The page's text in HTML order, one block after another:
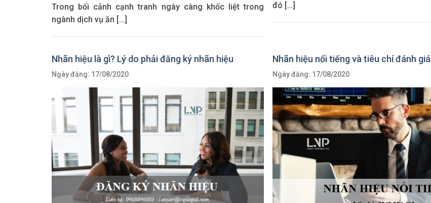
Trong bối cảnh cạnh tranh ngày càng khốc liệt trong
ngành dịch vụ ăn […]
đó […]
Nhãn hiệu là gì? Lý do phải đăng ký nhãn hiệu
Ngày đăng: 17/08/2020
Nhãn hiệu nổi tiếng và tiêu chí đánh giá
Ngày đăng: 17/08/2020